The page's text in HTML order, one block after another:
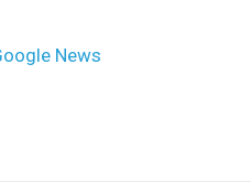
News